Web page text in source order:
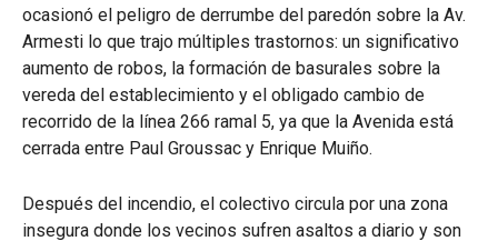
ocasionó el peligro de derrumbe del paredón sobre la Av.
Armesti lo que trajo múltiples trastornos: un significativo
aumento de robos, la formación de basurales sobre la
vereda del establecimiento y el obligado cambio de
recorrido de la línea 266 ramal 5, ya que la Avenida está
cerrada entre Paul Groussac y Enrique Muiño.
Después del incendio, el colectivo circula por una zona
insegura donde los vecinos sufren asaltos a diario y son